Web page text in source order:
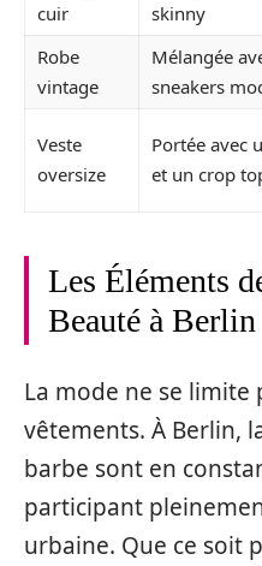
cuir
skinny
Robe
vintage
Mélangée
sneakers
Veste
oversize
Portée avec
et un crop
Les Éléments
Beauté à Berlin
La mode ne se limite
vêtements. À Berlin,
barbe sont en
participant
urbaine. Que ce soit